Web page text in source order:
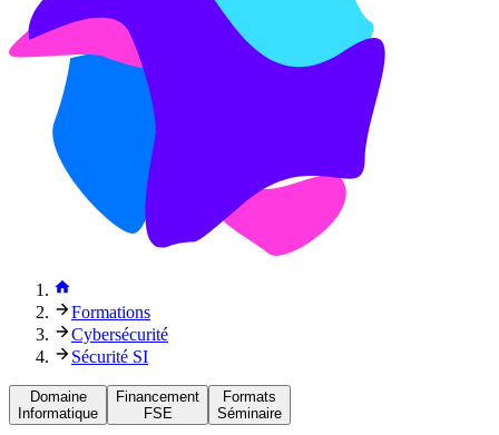
Formations
Cybersécurité
Sécurité SI
Domaine
Informatique
Financement
FSE
Formats
Séminaire